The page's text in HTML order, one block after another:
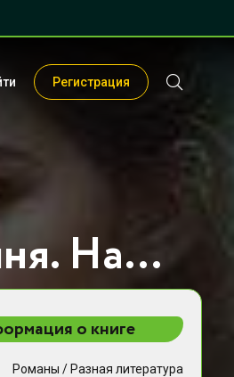
Регистрация
Сердце Кайсара. Пустыня. Найти свой путь - Наталия Ош
о книге
Романы / Разная литература